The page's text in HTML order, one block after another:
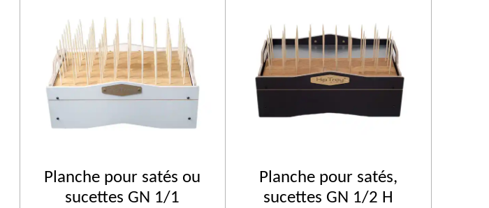
Planche pour satés ou
sucettes GN 1/1
Planche pour satés,
sucettes GN 1/2 H